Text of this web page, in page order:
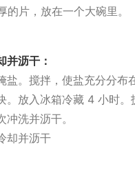
片，放在一个大碗里。
并沥干：
盐。搅拌，使盐充分分布
。放入冰箱冷藏 4 小时
洗并沥干。